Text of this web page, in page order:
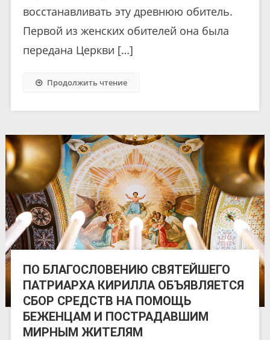
восстанавливать эту древнюю обитель.
Первой из женских обителей она была
передана Церкви […]
Продолжить чтение
ПО БЛАГОСЛОВЕНИЮ СВЯТЕЙШЕГО
ПАТРИАРХА КИРИЛЛА ОБЪЯВЛЯЕТСЯ
СБОР СРЕДСТВ НА ПОМОЩЬ
БЕЖЕНЦАМ И ПОСТРАДАВШИМ
МИРНЫМ ЖИТЕЛЯМ